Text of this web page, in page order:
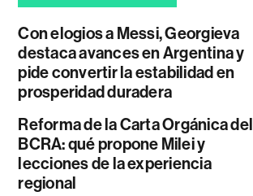
Con elogios a Messi, Georgieva
destaca avances en Argentina y
pide convertir la estabilidad en
prosperidad duradera
Reforma de la Carta Orgánica del
BCRA: qué propone Milei y
lecciones de la experiencia
regional